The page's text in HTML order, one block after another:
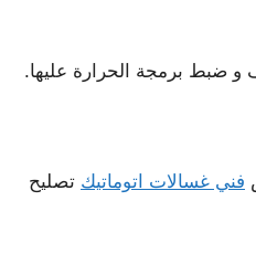
و ضبط برمجة الحرارة عليها.
فني غسالات اتوماتيك تصليح